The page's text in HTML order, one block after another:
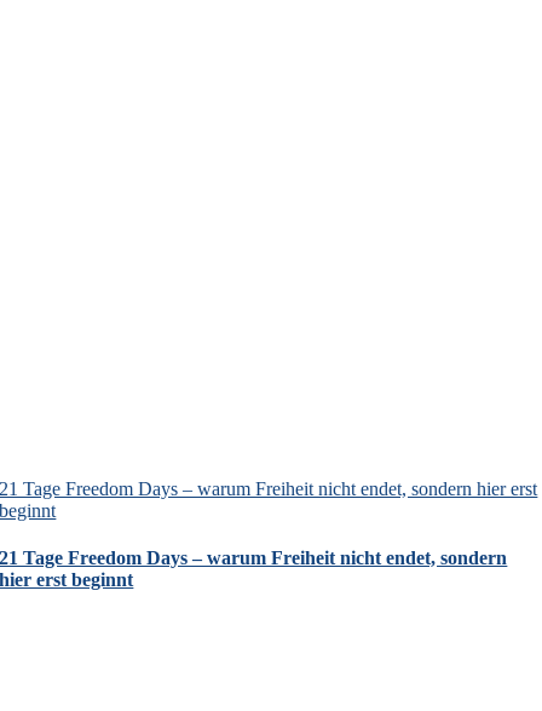
21 Tage Freedom Days – warum Freiheit nicht endet, sondern hier erst
beginnt
21 Tage Freedom Days – warum Freiheit nicht endet, sondern
hier erst beginnt